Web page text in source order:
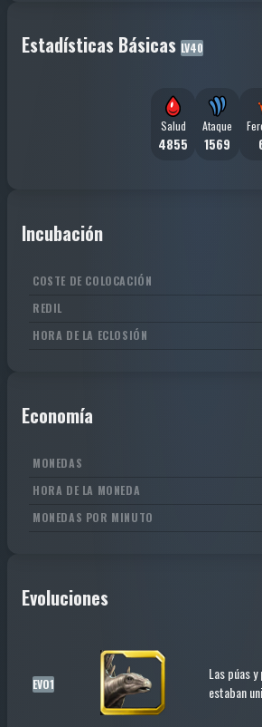
Estadísticas Básicas LV40
Salud
4855
Ataque
1569
Incubación
COSTE DE COLOCACIÓN
REDIL
HORA DE LA ECLOSIÓN
Economía
MONEDAS
HORA DE LA MONEDA
MONEDAS POR MINUTO
Evoluciones
EVO1
Las púas
estaban